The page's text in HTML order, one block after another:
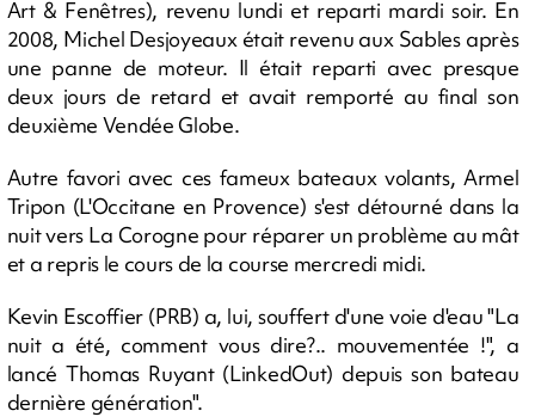
Art & Fenêtres), revenu lundi et reparti mardi soir. En
2008, Michel Desjoyeaux était revenu aux Sables après
une panne de moteur. Il était reparti avec presque
deux jours de retard et avait remporté au final son
deuxième Vendée Globe.
Autre favori avec ces fameux bateaux volants, Armel
Tripon (L'Occitane en Provence) s'est détourné dans la
nuit vers La Corogne pour réparer un problème au mât
et a repris le cours de la course mercredi midi.
Kevin Escoffier (PRB) a, lui, souffert d'une voie d'eau "La
nuit a été, comment vous dire?.. mouvementée !", a
lancé Thomas Ruyant (LinkedOut) depuis son bateau
dernière génération".